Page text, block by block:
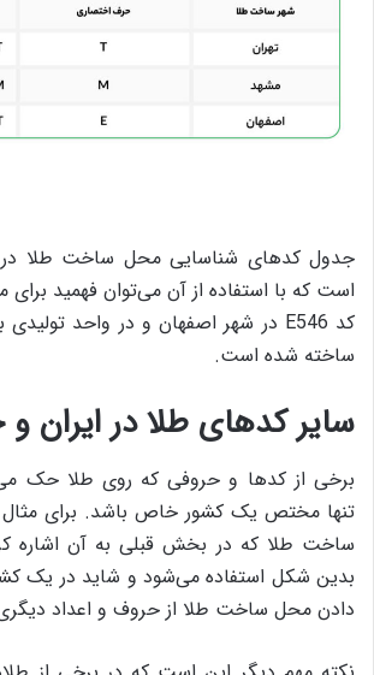
جدول کدهای شناسایی محل ساخت طلا در
است که با استفاده از آن می‌توان فهمید برای
ساخته شده است.
سایر کدهای طلا در ایران
برخی از کدها و حروفی که روی طلا حک
تنها مختص یک کشور خاص باشد. برای
ساخت طلا که در بخش قبلی به آن اشاره
بدین شکل استفاده می‌شود و شاید در یک
دادن محل ساخت طلا از حروف و اعداد